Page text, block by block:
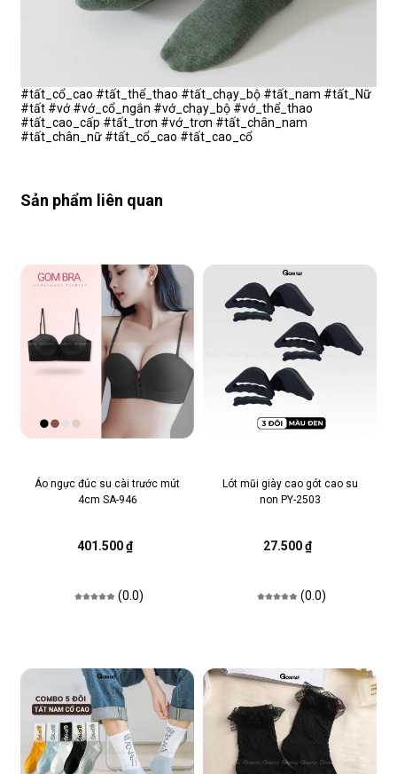
#tất_cổ_cao #tất_thể_thao #tất_chạy_bộ #tất_nam #tất_Nữ
#tất #vớ #vớ_cổ_ngắn #vớ_chạy_bộ #vớ_thể_thao
#tất_cao_cấp #tất_trơn #vớ_trơn #tất_chân_nam
#tất_chân_nữ #tất_cổ_cao #tất_cao_cổ
Sản phẩm liên quan
Áo ngực đúc su cài trước mút
4cm SA-946
401.500 ₫
(0.0)
Lót mũi giày cao gót cao su
non PY-2503
27.500 ₫
(0.0)